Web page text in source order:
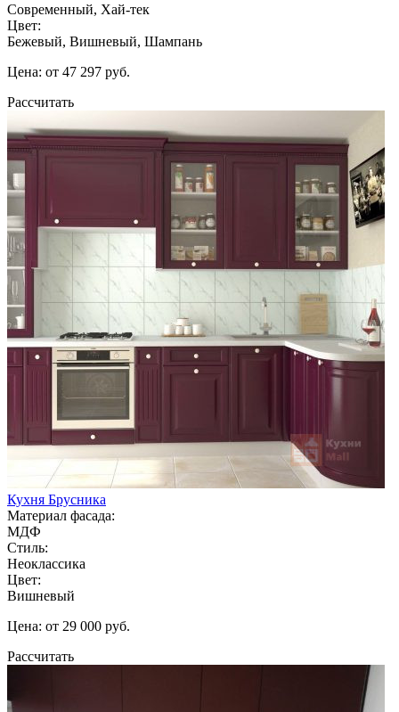
Современный, Хай-тек
Цвет:
Бежевый, Вишневый, Шампань
Цена: от 47 297 руб.
Рассчитать
Кухня Брусника
Материал фасада:
МДФ
Стиль:
Неоклассика
Цвет:
Вишневый
Цена: от 29 000 руб.
Рассчитать